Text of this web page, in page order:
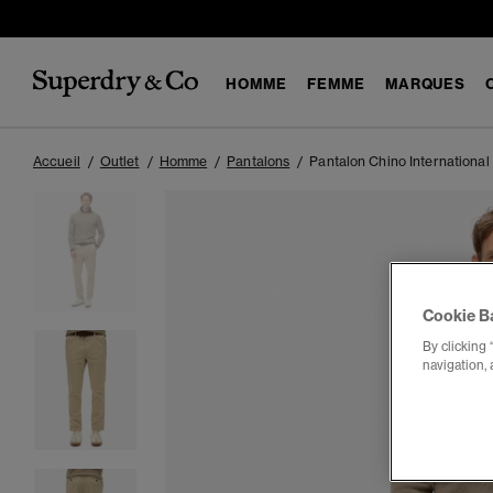
HOMME FEMME MARQUES
Accueil Outlet Homme Pantalons Pantalon Chino International
Cookie
By clicking
navigation,